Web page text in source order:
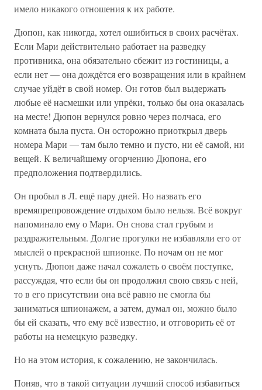
имело никакого отношения к их работе.
Дюпон, как никогда, хотел ошибиться в своих расчётах.
Если Мари действительно работает на разведку
противника, она обязательно сбежит из гостиницы, а
если нет — она дождётся его возвращения или в крайнем
случае уйдёт в свой номер. Он готов был выдержать
любые её насмешки или упрёки, только бы она оказалась
на месте! Дюпон вернулся ровно через полчаса, его
комната была пуста. Он осторожно приоткрыл дверь
номера Мари — там было темно и пусто, ни её самой, ни
вещей. К величайшему огорчению Дюпона, его
предположения подтвердились.
Он пробыл в Л. ещё пару дней. Но назвать его
времяпрепровождение отдыхом было нельзя. Всё вокруг
напоминало ему о Мари. Он снова стал грубым и
раздражительным. Долгие прогулки не избавляли его от
мыслей о прекрасной шпионке. По ночам он не мог
уснуть. Дюпон даже начал сожалеть о своём поступке,
рассуждая, что если бы он продолжил свою связь с ней,
то в его присутствии она всё равно не смогла бы
заниматься шпионажем, а затем, думал он, можно было
бы ей сказать, что ему всё известно, и отговорить её от
работы на немецкую разведку.
Но на этом история, к сожалению, не закончилась.
Поняв, что в такой ситуации лучший способ избавиться